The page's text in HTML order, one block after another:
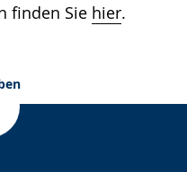
finden Sie hier.